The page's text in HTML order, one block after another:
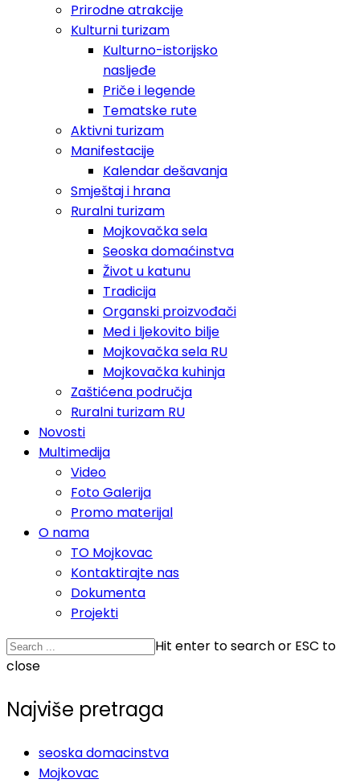
Prirodne atrakcije
Kulturni turizam
Kulturno-istorijsko
nasljeđe
Priče i legende
Tematske rute
Aktivni turizam
Manifestacije
Kalendar dešavanja
Smještaj i hrana
Ruralni turizam
Mojkovačka sela
Seoska domaćinstva
Život u katunu
Tradicija
Organski proizvođači
Med i ljekovito bilje
Mojkovačka sela RU
Mojkovačka kuhinja
Zaštićena područja
Ruralni turizam RU
Novosti
Multimedija
Video
Foto Galerija
Promo materijal
O nama
TO Mojkovac
Kontaktirajte nas
Dokumenta
Projekti
Hit enter to search or ESC to
close
Najviše pretraga
seoska domacinstva
Mojkovac